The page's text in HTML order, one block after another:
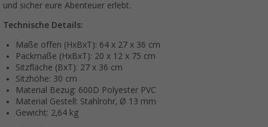
und sicher eure Abenteuer erlebt.
Technische Details:
Maße offen (HxBxT): 64 x 27 x 36 cm
Packmaße (HxBxT): 20 x 12 x 75 cm
Sitzfläche (BxT): 27 x 36 cm
Sitzhöhe: 30 cm
Material Bezug: 600D Polyester PVC
Material Gestell: Stahlrohr, Ø 13 mm
Gewicht: 2,64 kg